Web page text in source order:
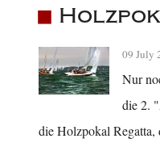
09 July
Nur
die 2.
die Holzpokal Regatta,